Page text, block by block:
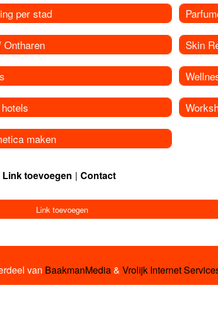
per stad
Ontharen
maken
Skin
Link toevoegen Contact
Link toevoegen
van BaakmanMedia& Vrolijk Internet